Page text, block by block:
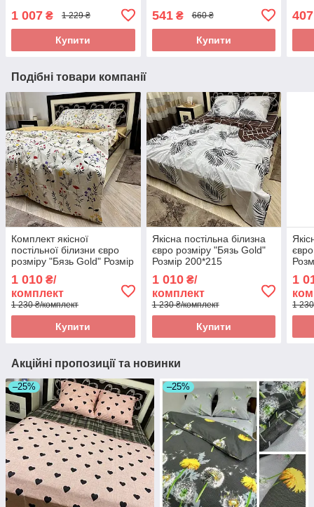
1 007 ₴ 1 229 ₴
Купити
541₴ 660 ₴
Купити
407
Подібні товари компанії
Комплект якісної
постільної білизни євро
розміру "Бязь Gold" Розмір
200*215
1 010 ₴/
комплект
1 230 ₴/комплект
Купити
Якісна постільна білизна
євро розміру "Бязь Gold"
Розмір 200*215
1 010₴/
комплект
1 230 ₴/комплект
Купити
1
1
Акційні пропозиції та новинки
–25% –25%